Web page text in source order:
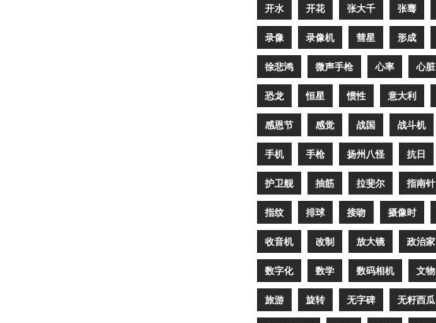
开水 开花 张大千 张骞
录像 录像机 彗星 形成
徐悲鸿 微声手枪 心率 心脏
恐龙 恒星 惯性 意大利
感恩节 感觉 战国 战斗机
手机 手枪 扬州八怪 抗日
护卫舰 抽筋 拉斐尔 指南针
指纹 排球 接吻 摄像时
收音机 改制 放大镜 政治家
数字化 数学 数码相机 文物
旅游 旋转 无字碑 无籽西瓜